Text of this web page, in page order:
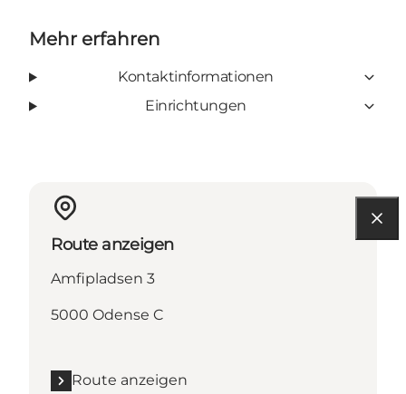
Mehr erfahren
Kontaktinformationen
Einrichtungen
Route anzeigen
Amfipladsen 3
5000 Odense C
Route anzeigen